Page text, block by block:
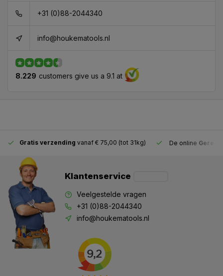
+31 (0)88-2044340
info@houkematools.nl
8.229 customers give us a 9.1 at
Gratis verzending vanaf € 75,00 (tot 31kg) De online
Klantenservice
Veelgestelde vragen
+31 (0)88-2044340
info@houkematools.nl